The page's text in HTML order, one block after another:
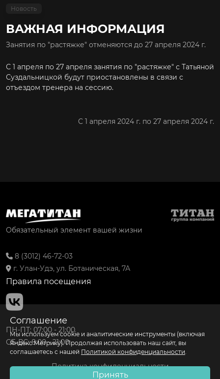
Новость
ВАЖНАЯ ИНФОРМАЦИЯ
Занятия по "растяжке" отменяются до 27 апреля 2024 г.
С 1 апреля по 27 апреля занятия по "растяжке" с Татьяной
Суздальницкой будут приостановлены в связи с
отъездом тренера на сессию.
C 1 апреля 2024 г. по 27 апреля 2024 г.
Соглашение
Мы используем cookie и аналитические инструменты (включая
Яндекс Метрику). Продолжая использовать наш сайт, вы
соглашаетесь с нашей Политикой конфиденциальности.
Принять
Обязательный элемент вашей жизни
8 (3012) 46-72-03
г. Улан-Удэ, ул. Ботаническая, 7А
Правила посещения
ПН-ПТ: 07:00 - 21:00
СБ-ВС: 8:00 - 21:00
Политика конфиденциальности
Согласие на обработку персональных данных